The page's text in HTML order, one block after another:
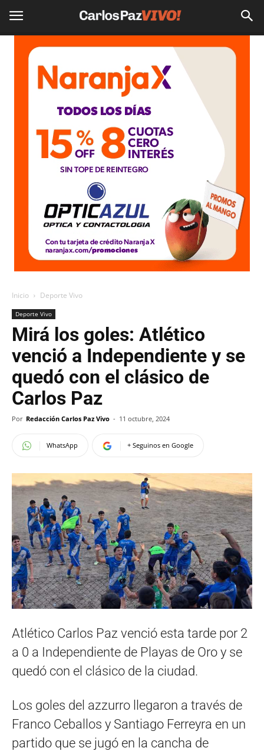
Inicio Deporte Vivo
Deporte Vivo
Mirá los goles: Atlético
venció a Independiente y se
quedó con el clásico de
Carlos Paz
Por Redacción Carlos Paz Vivo - 11 octubre, 2024
WhatsApp + Seguinos en Google
Atlético Carlos Paz venció esta tarde por 2
a 0 a Independiente de Playas de Oro y se
quedó con el clásico de la ciudad.
Los goles del azzurro llegaron a través de
Franco Ceballos y Santiago Ferreyra en un
partido que se jugó en la cancha de